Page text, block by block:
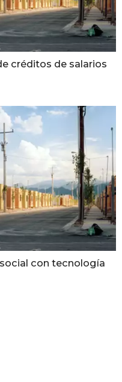
créditos de salarios
con tecnología